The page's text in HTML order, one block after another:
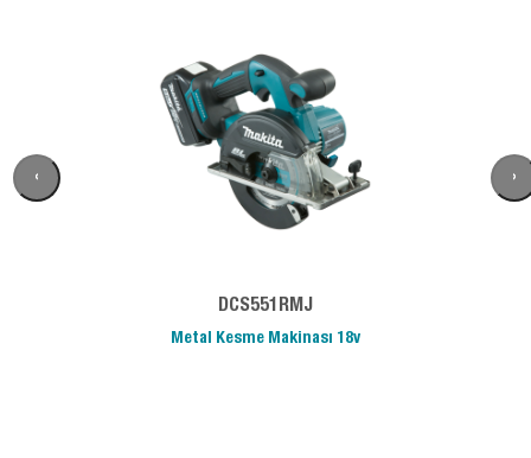
DCS551RMJ
Metal Kesme Makinası 18v
‹ ›